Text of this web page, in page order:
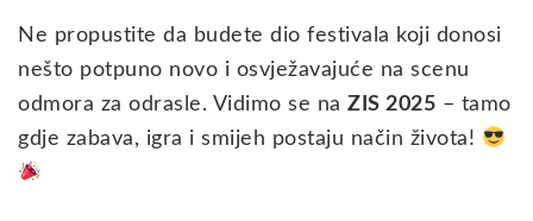
Ne propustite da budete dio festivala koji donosi
nešto potpuno novo i osvježavajuće na scenu
odmora za odrasle. Vidimo se na ZIS 2025 – tamo
gdje zabava, igra i smijeh postaju način života!